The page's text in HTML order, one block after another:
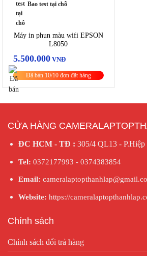
Bao test tại chỗ
Máy in phun màu wifi EPSON
L8050
5.500.000 VNĐ
Đã bán 10/10 đơn đặt hàng
CỬA HÀNG
ĐC HCM - TĐ : 305/4 QL13 -
Tel: 0372177993 - 0374383854
Email:
Website: https://
Chính sách
Chính sách đổi trả hàng